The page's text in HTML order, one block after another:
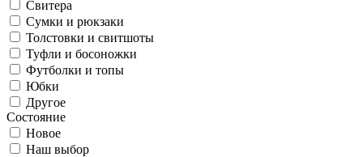
Свитера
Сумки и рюкзаки
Толстовки и свитшоты
Туфли и босоножки
Футболки и топы
Юбки
Другое
Состояние
Новое
Наш выбор